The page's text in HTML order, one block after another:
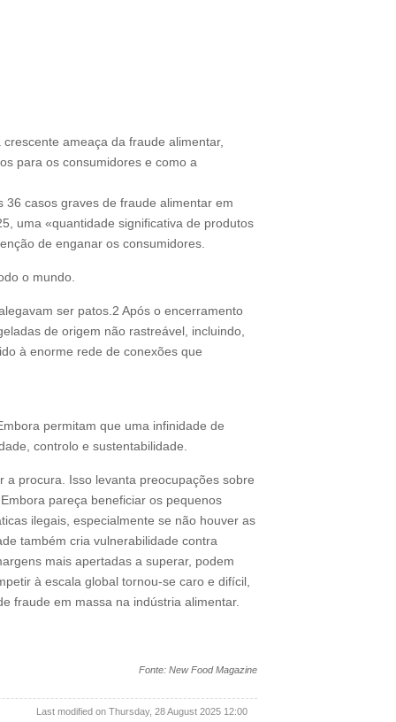
ameaça da fraude alimentar,
para os consumidores e como a
casos graves de fraude alimentar em
uma «quantidade significativa de produtos
de enganar os consumidores.
o mundo.
ser patos.2 Após o encerramento
de origem não rastreável, incluindo,
à enorme rede de conexões que
permitam que uma infinidade de
controlo e sustentabilidade.
procura. Isso levanta preocupações sobre
pareça beneficiar os pequenos
ilegais, especialmente se não houver as
também cria vulnerabilidade contra
mais apertadas a superar, podem
à escala global tornou-se caro e difícil,
fraude em massa na indústria alimentar.
Fonte: New Food Magazine
Last modified on Thursday, 28 August 2025 12:00